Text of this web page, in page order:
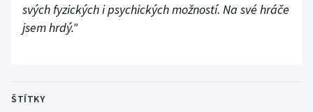
svých fyzických i psychických možností. Na své hráče
jsem hrdý."
ŠTÍTKY